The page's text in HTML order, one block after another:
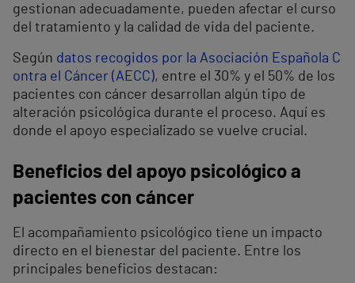
gestionan adecuadamente, pueden afectar el curso
del tratamiento y la calidad de vida del paciente.
Según datos recogidos por la Asociación Española C
ontra el Cáncer (AECC), entre el 30% y el 50% de los
pacientes con cáncer desarrollan algún tipo de
alteración psicológica durante el proceso. Aquí es
donde el apoyo especializado se vuelve crucial.
Beneficios del apoyo psicológico a
pacientes con cáncer
El acompañamiento psicológico tiene un impacto
directo en el bienestar del paciente. Entre los
principales beneficios destacan: